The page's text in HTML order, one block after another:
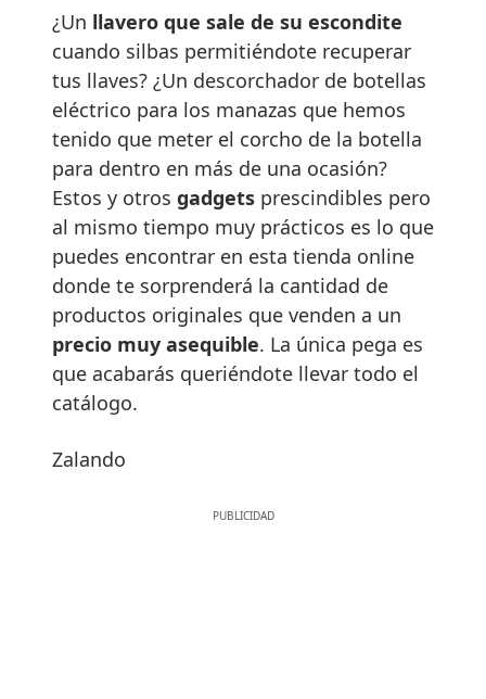
¿Un llavero que sale de su escondite
cuando silbas permitiéndote recuperar
tus llaves? ¿Un descorchador de botellas
eléctrico para los manazas que hemos
tenido que meter el corcho de la botella
para dentro en más de una ocasión?
Estos y otros gadgets prescindibles pero
al mismo tiempo muy prácticos es lo que
puedes encontrar en esta tienda online
donde te sorprenderá la cantidad de
productos originales que venden a un
precio muy asequible. La única pega es
que acabarás queriéndote llevar todo el
catálogo.
Zalando